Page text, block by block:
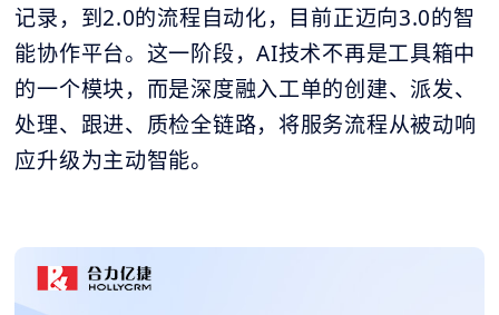
记录，到2.0的流程自动化，目前正迈向3.0的智
能协作平台。这一阶段，AI技术不再是工具箱中
的一个模块，而是深度融入工单的创建、派发、
处理、跟进、质检全链路，将服务流程从被动响
应升级为主动智能。